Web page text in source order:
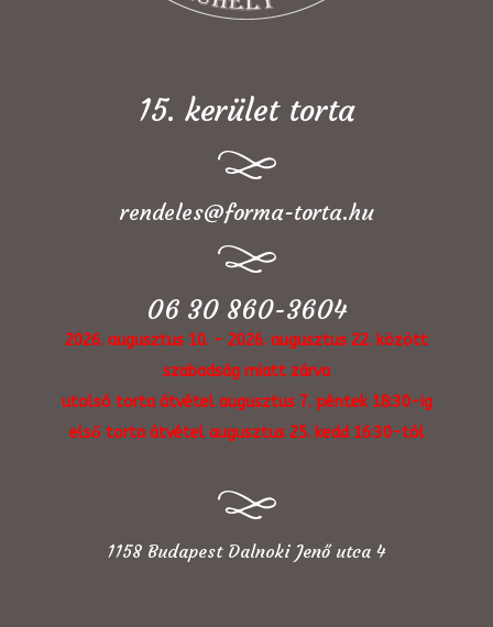
15. kerület torta
rendeles@forma-torta.hu
06 30 860-3604
2026. augusztus 10. - 2026. augusztus 22. között
szabadság miatt zárva
utolsó torta átvétel augusztus 7. péntek 18:30-ig
első torta átvétel augusztus 25. kedd 16:30-tól
1158 Budapest Dalnoki Jenő utca 4